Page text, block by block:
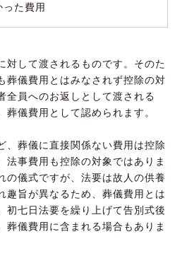
た費用
対して渡されるものです。そのた
葬儀費用とはみなされず控除の対
全員へのお返しとして渡される
葬儀費用として認められます。
、葬儀に直接関係ない費用は控除
法事費用も控除の対象ではありま
の儀式ですが、法要は故人の供養
趣旨が異なるため、葬儀費用とは
初七日法要を繰り上げて告別式後
葬儀費用に含まれる場合もありま